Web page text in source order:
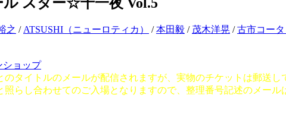
之 /ATSUSHI（ニューロティカ） /本田毅 / 茂木洋晃 /古市コー
ショップ
タイトルのメールが配信されますが、実物のチケットは郵送
らし合わせてのご入場となりますので、整理番号記述のメー